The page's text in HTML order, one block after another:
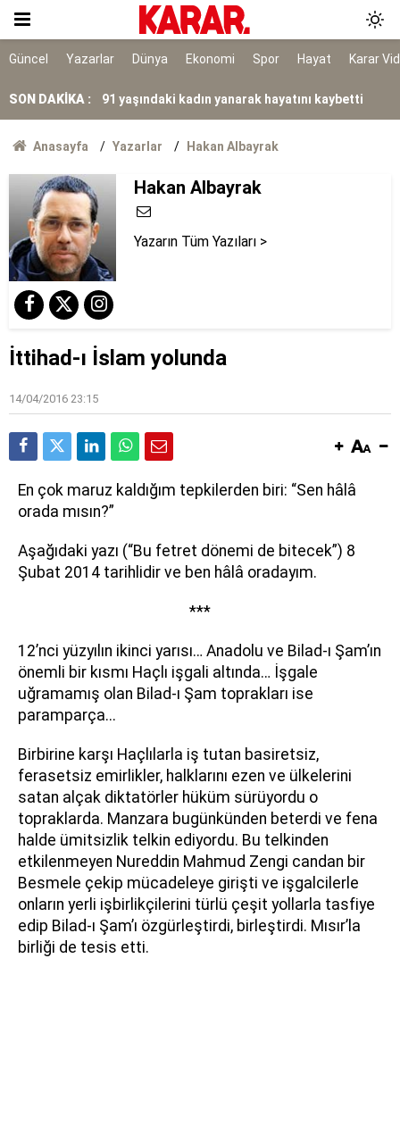
Güncel Yazarlar Dünya Ekonomi Spor Hayat Karar
SON DAKİKA :
Ayrımcılığı hak etmedik
SURECTE EN KRITIK ASAMA
91 yaşındaki kadın yanarak hayatını kaybetti
atölyeye dönüştürdü
Gazi ve şehit yakınlarına ilişkin teklif kabul
edildi
Anasayfa Yazarlar Hakan Albayrak
Hakan Albayrak
Yazarın Tüm Yazıları >
İttihad-ı İslam yolunda
14/04/2016 23:15
En çok maruz kaldığım tepkilerden biri: “Sen hâlâ
orada mısın?”
Aşağıdaki yazı (“Bu fetret dönemi de bitecek”) 8
Şubat 2014 tarihlidir ve ben hâlâ oradayım.
***
12’nci yüzyılın ikinci yarısı… Anadolu ve Bilad-ı Şam’ın
önemli bir kısmı Haçlı işgali altında… İşgale
uğramamış olan Bilad-ı Şam toprakları ise
paramparça...
Birbirine karşı Haçlılarla iş tutan basiretsiz,
ferasetsiz emirlikler, halklarını ezen ve ülkelerini
satan alçak diktatörler hüküm sürüyordu o
topraklarda. Manzara bugünkünden beterdi ve fena
halde ümitsizlik telkin ediyordu. Bu telkinden
etkilenmeyen Nureddin Mahmud Zengi candan bir
Besmele çekip mücadeleye girişti ve işgalcilerle
onların yerli işbirlikçilerini türlü çeşit yollarla tasfiye
edip Bilad-ı Şam’ı özgürleştirdi, birleştirdi. Mısır’la
birliği de tesis etti.